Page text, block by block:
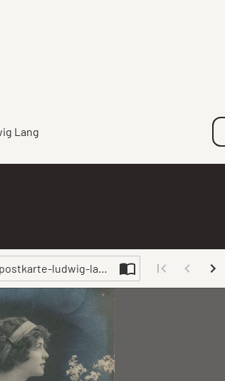
Lang
ludwig-lang-131355-420065.jpg